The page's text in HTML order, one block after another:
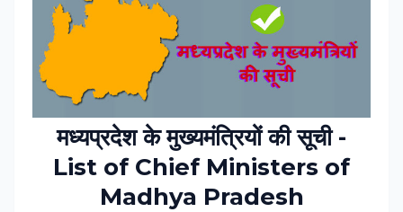
मध्‍यप्रदेश के मुख्यमंत्रियों की सूची -
List of Chief Ministers of
Madhya Pradesh